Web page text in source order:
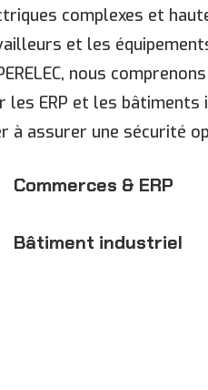
complexes et
et les
nous
les ERP et les
à assurer une sécurité
Commerces & ERP
Bâtiment industriel